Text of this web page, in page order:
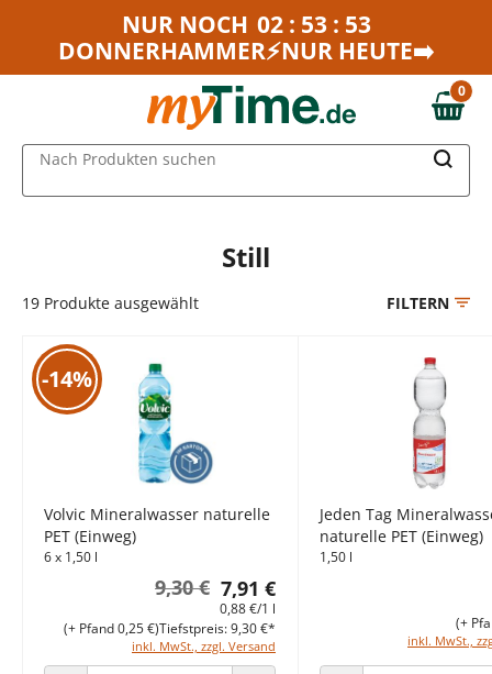
Zum Hauptinhalt springen
Zur Navigation springen
NUR NOCH 02 : 53 : 53
DONNERHAMMER⚡NUR HEUTE➡️
0,00 €
0
Nach Produkten suchen
Still
19 Produkte ausgewählt FILTERN
-14%
Volvic Mineralwasser naturelle
PET (Einweg)
6 x 1,50 l
7,91 €
9,30 €
0,88 €/1 l
inkl. MwSt., zzgl. Versand
(+ Pfand 0,25 €)Tiefstpreis: 9,30 €*
Jeden Tag
naturelle PET (Einweg)
1,50 l
inkl. MwSt.,
(+